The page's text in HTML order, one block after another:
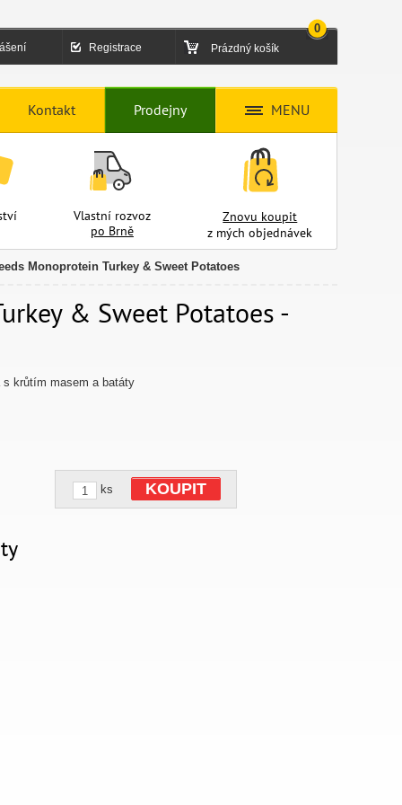
Registrace Prázdný košík
0
Kontakt Prodejny MENU
Vlastní rozvoz
po Brně
Znovu koupit
z mých objednávek
Monoprotein Turkey & Sweet Potatoes
& Sweet Potatoes -
s krůtím masem a batáty
ks KOUPIT